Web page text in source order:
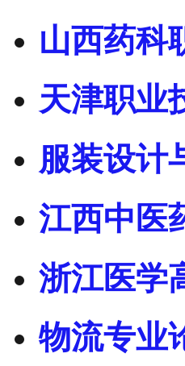
山西药科
天津职业
服装设计
江西中医
浙江医学
物流专业